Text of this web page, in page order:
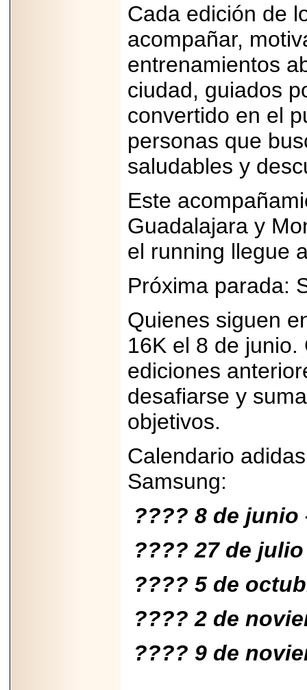
Cada edición de
acompañar,
entrenamientos
ciudad, guiados
convertido en el
personas que
saludables y
Este
Guadalajara y
el running llegue
Próxima parada:
Quienes siguen
16K el 8 de
ediciones
desafiarse y
objetivos.
Calendario
Samsung:
???? 8 de junio
???? 27 de
???? 5 de
???? 2 de
???? 9 de